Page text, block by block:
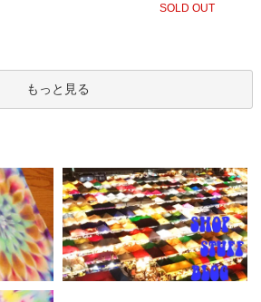
SOLD OUT
もっと見る